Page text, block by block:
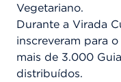
Vegetariano.
Durante a Virada
inscreveram para
mais de 3.000
distribuídos.